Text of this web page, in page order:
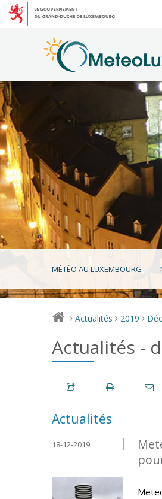
MÉTÉO AU LUXEMBOURG
> Actualités > 2019 >
Actualités -
Actualités
18-12-2019